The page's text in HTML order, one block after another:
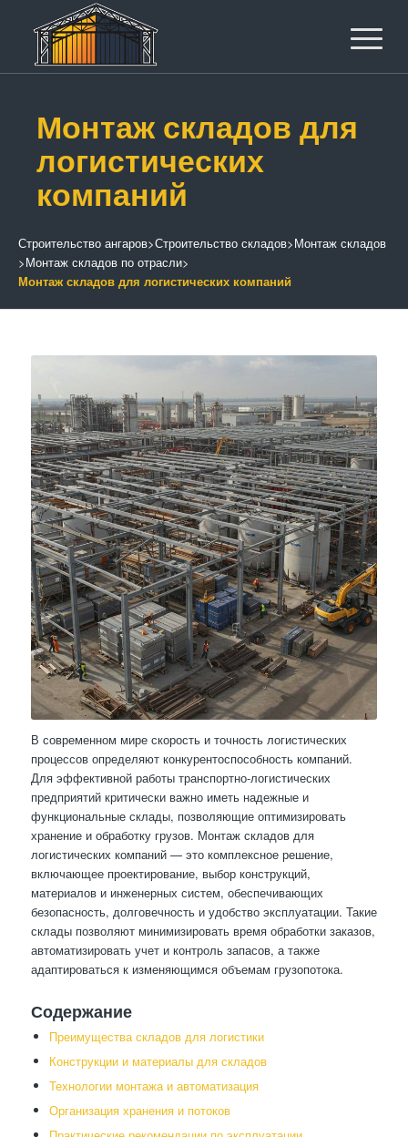
Монтаж складов для
логистических
компаний
Строительство ангаров>Строительство складов>Монтаж складов
>Монтаж складов по отрасли>
Монтаж складов для логистических компаний
В современном мире скорость и точность логистических
процессов определяют конкурентоспособность компаний.
Для эффективной работы транспортно-логистических
предприятий критически важно иметь надежные и
функциональные склады, позволяющие оптимизировать
хранение и обработку грузов. Монтаж складов для
логистических компаний — это комплексное решение,
включающее проектирование, выбор конструкций,
материалов и инженерных систем, обеспечивающих
безопасность, долговечность и удобство эксплуатации. Такие
склады позволяют минимизировать время обработки заказов,
автоматизировать учет и контроль запасов, а также
адаптироваться к изменяющимся объемам грузопотока.
Содержание
Преимущества складов для логистики
Конструкции и материалы для складов
Технологии монтажа и автоматизация
Организация хранения и потоков